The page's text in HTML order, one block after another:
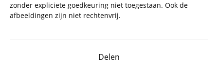
zonder expliciete goedkeuring niet toegestaan. Ook de
afbeeldingen zijn niet rechtenvrij.
Delen